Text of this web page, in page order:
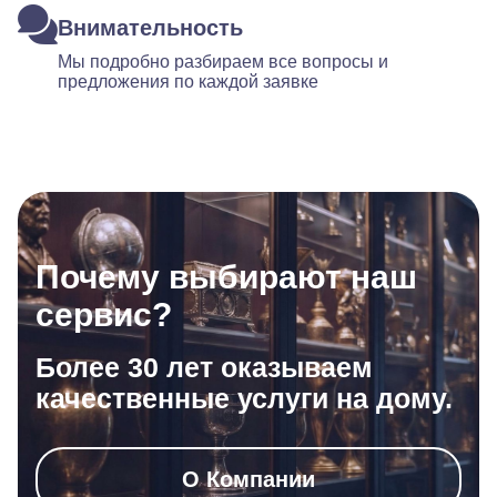
Внимательность
Мы подробно разбираем все вопросы и
предложения по каждой заявке
Почему выбирают наш
сервис?
Более 30 лет оказываем
качественные услуги на дому.
О Компании